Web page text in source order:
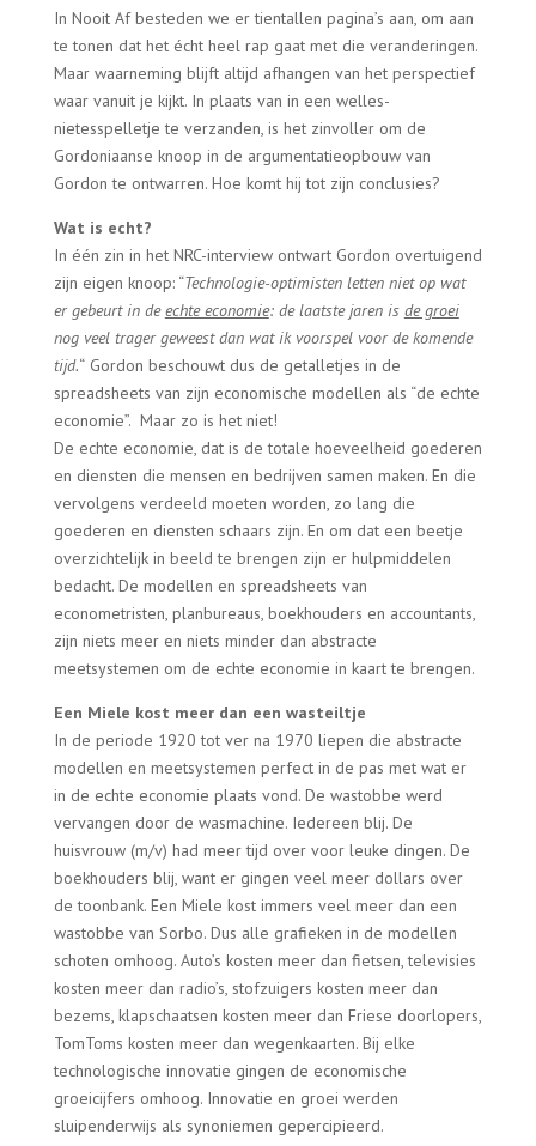
In Nooit Af besteden we er tientallen pagina’s aan, om aan
te tonen dat het écht heel rap gaat met die veranderingen.
Maar waarneming blijft altijd afhangen van het perspectief
waar vanuit je kijkt. In plaats van in een welles-
nietesspelletje te verzanden, is het zinvoller om de
Gordoniaanse knoop in de argumentatieopbouw van
Gordon te ontwarren. Hoe komt hij tot zijn conclusies?
Wat is echt?
In één zin in het NRC-interview ontwart Gordon overtuigend
zijn eigen knoop: “Technologie-optimisten letten niet op wat
er gebeurt in deechte economie: de laatste jaren is de groei
nog veel trager geweest dan wat ik voorspel voor de komende
tijd.“ Gordon beschouwt dus de getalletjes in de
spreadsheets van zijn economische modellen als “de echte
economie”. Maar zo is het niet!
De echte economie, dat is de totale hoeveelheid goederen
en diensten die mensen en bedrijven samen maken. En die
vervolgens verdeeld moeten worden, zo lang die
goederen en diensten schaars zijn. En om dat een beetje
overzichtelijk in beeld te brengen zijn er hulpmiddelen
bedacht. De modellen en spreadsheets van
econometristen, planbureaus, boekhouders en accountants,
zijn niets meer en niets minder dan abstracte
meetsystemen om de echte economie in kaart te brengen.
Een Miele kost meer dan een wasteiltje
In de periode 1920 tot ver na 1970 liepen die abstracte
modellen en meetsystemen perfect in de pas met wat er
in de echte economie plaats vond. De wastobbe werd
vervangen door de wasmachine. Iedereen blij. De
huisvrouw (m/v) had meer tijd over voor leuke dingen. De
boekhouders blij, want er gingen veel meer dollars over
de toonbank. Een Miele kost immers veel meer dan een
wastobbe van Sorbo. Dus alle grafieken in de modellen
schoten omhoog. Auto’s kosten meer dan fietsen, televisies
kosten meer dan radio’s, stofzuigers kosten meer dan
bezems, klapschaatsen kosten meer dan Friese doorlopers,
TomToms kosten meer dan wegenkaarten. Bij elke
technologische innovatie gingen de economische
groeicijfers omhoog. Innovatie en groei werden
sluipenderwijs als synoniemen gepercipieerd.